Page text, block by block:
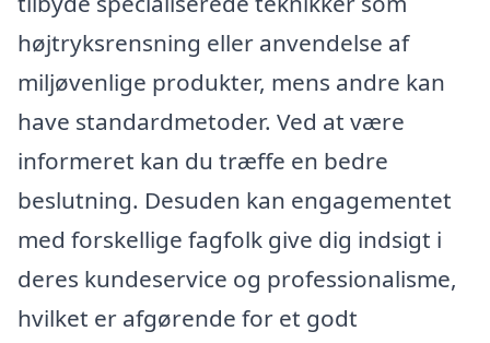
højtryksrensning eller anvendelse af
miljøvenlige produkter, mens andre kan
have standardmetoder. Ved at være
informeret kan du træffe en bedre
beslutning. Desuden kan engagementet
med forskellige fagfolk give dig indsigt i
deres kundeservice og professionalisme,
hvilket er afgørende for et godt